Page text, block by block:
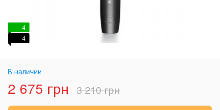
4
4
В наличии
2 675 грн 3 210 грн